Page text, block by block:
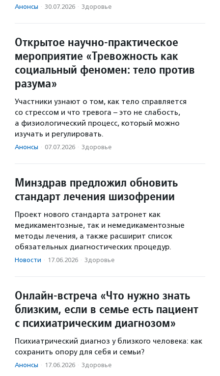
Анонсы · 30.07.2026 · Здоровье
Открытое научно-практическое
мероприятие «Тревожность как
социальный феномен: тело против
разума»
Участники узнают о том, как тело справляется
со стрессом и что тревога – это не слабость,
а физиологический процесс, который можно
изучать и регулировать.
Анонсы · 07.07.2026 · Здоровье
Минздрав предложил обновить
стандарт лечения шизофрении
Проект нового стандарта затронет как
медикаментозные, так и немедикаментозные
методы лечения, а также расширит список
обязательных диагностических процедур.
Новости · 17.06.2026 · Здоровье
Онлайн-встреча «Что нужно знать
близким, если в семье есть пациент
с психиатрическим диагнозом»
Психиатрический диагноз у близкого человека: как
сохранить опору для себя и семьи?
Анонсы · 17.06.2026 · Здоровье